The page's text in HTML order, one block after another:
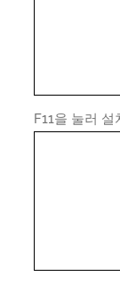
F11을 눌러